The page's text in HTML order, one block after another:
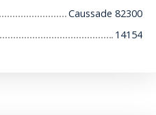
Caussade 82300
14154